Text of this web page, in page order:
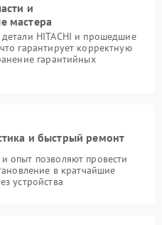
и
мастера
HITACHI и прошедшие
гарантирует корректную
гарантийных
и быстрый ремонт
опыт позволяют провести
в кратчайшие
устройства